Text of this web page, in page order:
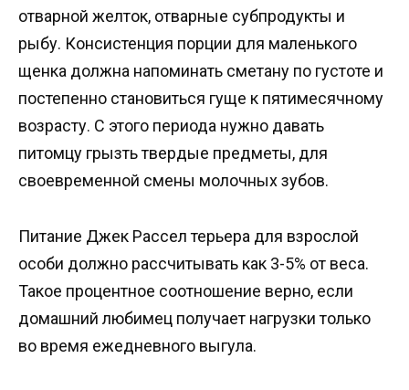
отварной желток, отварные субпродукты и
рыбу. Консистенция порции для маленького
щенка должна напоминать сметану по густоте и
постепенно становиться гуще к пятимесячному
возрасту. С этого периода нужно давать
питомцу грызть твердые предметы, для
своевременной смены молочных зубов.
Питание Джек Рассел терьера для взрослой
особи должно рассчитывать как 3-5% от веса.
Такое процентное соотношение верно, если
домашний любимец получает нагрузки только
во время ежедневного выгула.